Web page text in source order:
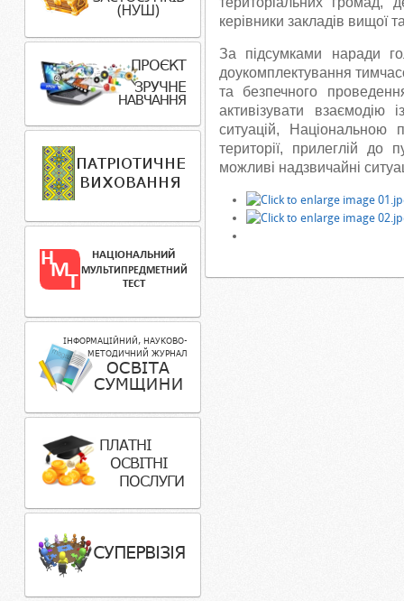
керівники закладів вищої
За підсумками наради
доукомплектування
та безпечного
активізувати
ситуацій, Національною
території, прилеглій до
можливі надзвичайні